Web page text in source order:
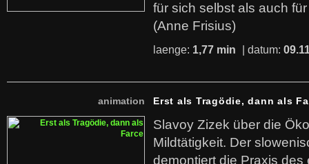
für sich selbst als auch
(Anne Frisius)
laenge: 1,77 min | datum:
animation Erst als Tragödie, dann als
Slavoy Zizek über die
Mildtätigkeit. Der
demontiert die Praxis des